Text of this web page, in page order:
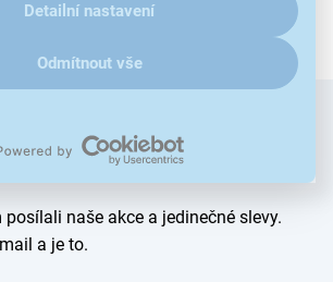
Detailní nastavení
Odmítnout vše
všechny novinky jako
naše akce a jedinečné slevy.
a je to.